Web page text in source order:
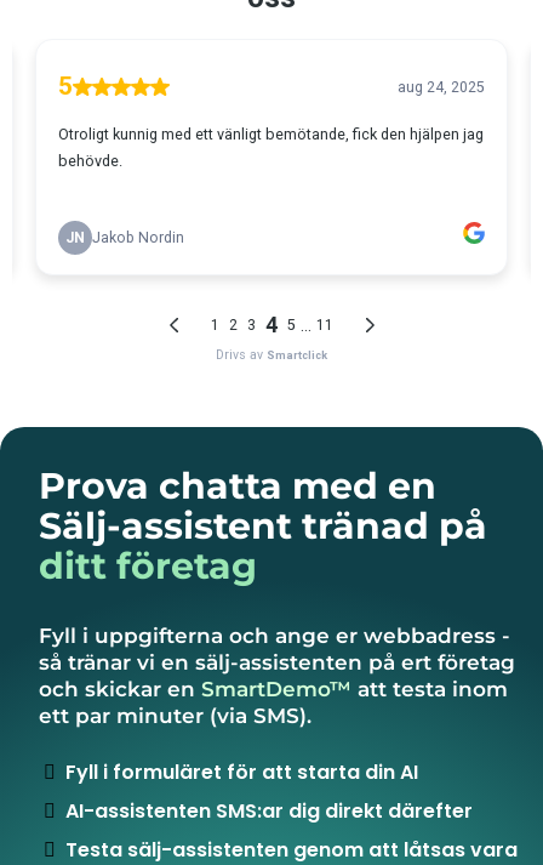
Prova chatta med en
Sälj-assistent tränad på
ditt företag
Fyll i uppgifterna och ange er webbadress -
så tränar vi en sälj-assistenten på ert företag
och skickar en SmartDemo™ att testa inom
ett par minuter (via SMS).
Fyll i formuläret för att starta din AI
AI-assistenten SMS:ar dig direkt därefter
Testa sälj-assistenten genom att låtsas vara